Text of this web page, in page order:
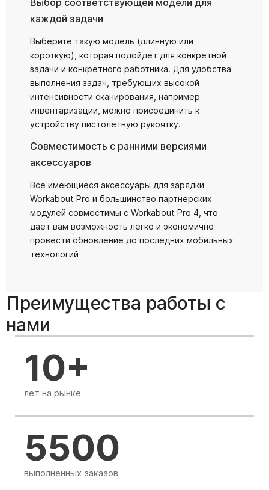
Выбор соответствующей модели для
каждой задачи
Выберите такую модель (длинную или
короткую), которая подойдет для конкретной
задачи и конкретного работника. Для удобства
выполнения задач, требующих высокой
интенсивности сканирования, например
инвентаризации, можно присоединить к
устройству пистолетную рукоятку.
Совместимость с ранними версиями
аксессуаров
Все имеющиеся аксессуары для зарядки
Workabout Pro и большинство партнерских
модулей совместимы с Workabout Pro 4, что
дает вам возможность легко и экономично
провести обновление до последних мобильных
технологий
Преимущества работы с
нами
10+
лет на рынке
5500
выполненных заказов